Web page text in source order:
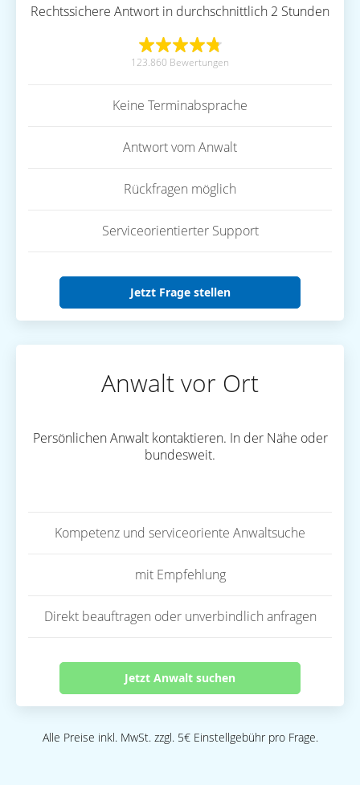
Rechtssichere Antwort in durchschnittlich 2 Stunden
123.860 Bewertungen
Keine Terminabsprache
Antwort vom Anwalt
Rückfragen möglich
Serviceorientierter Support
Jetzt Frage stellen
Anwalt vor Ort
Persönlichen Anwalt kontaktieren. In der Nähe oder
bundesweit.
Kompetenz und serviceoriente Anwaltsuche
mit Empfehlung
Direkt beauftragen oder unverbindlich anfragen
Jetzt Anwalt suchen
Alle Preise inkl. MwSt. zzgl. 5€ Einstellgebühr pro Frage.